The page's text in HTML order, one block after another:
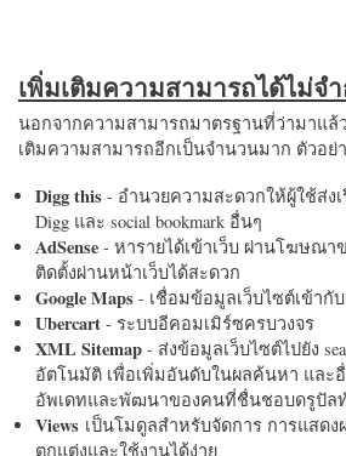
เพิ่มเติมความสามารถได้ไม่จ
นอกจากความสามารถมาตรฐานที่ว่ามาแล้
เติมความสามารถอีกเป็นจำนวนมาก ตัวอ
Digg this - อำนวยความสะดวกให้ผู้ใช้ส่ง
Digg และ social bookmark อื่นๆ
AdSense - หารายได้เข้าเว็บ ผ่านโฆษณาข
ติดตั้งผ่านหน้าเว็บได้สะดวก
Google Maps - เชื่อมข้อมูลเว็บไซต์เข้ากับ
Ubercart - ระบบอีคอมเมิร์ซครบวงจร
XML Sitemap - ส่งข้อมูลเว็บไซต์ไปยัง
อัตโนมัติ เพื่อเพิ่มอันดับในผลค้นหา และ
อัพเดทและพัฒนาของคนที่ชื่นชอบดรูปัล
Views เป็นโมดูลสำหรับจัดการ การแสด
ตกแต่งและใช้งานได้ง่าย